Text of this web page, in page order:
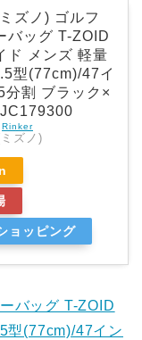
ズノ) ゴルフ
バッグ T-ZOID
ド メンズ 軽量
型(77cm)/47イ
分割 ブラック×
Rinker
ズノ)
ョッピング
バッグ T-ZOID
型(77cm)/47イン